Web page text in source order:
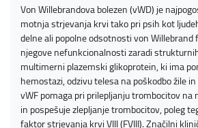
Von Willebrandova bolezen (vWD) je
motnja strjevanja krvi tako pri psih kot
delne ali popolne odsotnosti von Willebrand
njegove nefunkcionalnosti zaradi
multimerni plazemski glikoprotein, ki ima
hemostazi, odzivu telesa na poškodbo žile
vWF pomaga pri prilepljanju trombocitov
in pospešuje zlepljanje trombocitov, poleg
faktor strjevanja krvi VIII (FVIII). Značilni